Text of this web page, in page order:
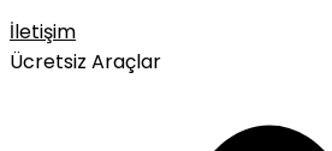
İletişim
Ücretsiz Araçlar